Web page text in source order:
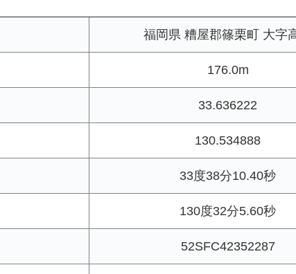
福岡県 糟屋郡篠栗町 大字
176.0m
33.636222
130.534888
33度38分10.40秒
130度32分5.60秒
52SFC42352287